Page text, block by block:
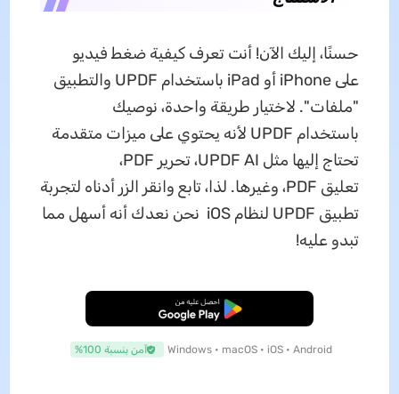
حسنًا، إليك الآن! أنت تعرف كيفية ضغط فيديو
على iPhone أو iPad باستخدام UPDF والتطبيق
"ملفات". لاختيار طريقة واحدة، نوصيك
باستخدام UPDF لأنه يحتوي على ميزات متقدمة
تحتاج إليها مثل UPDF AI، تحرير PDF،
تعليق PDF، وغيرها. لذا، تابع وانقر الزر أدناه لتجربة
تطبيق UPDF لنظام iOS نحن نعدك أنه أسهل مما
تبدو عليه!
تنزيل مجاني
Windows • macOS • iOS • Android آمن بنسبة 100%